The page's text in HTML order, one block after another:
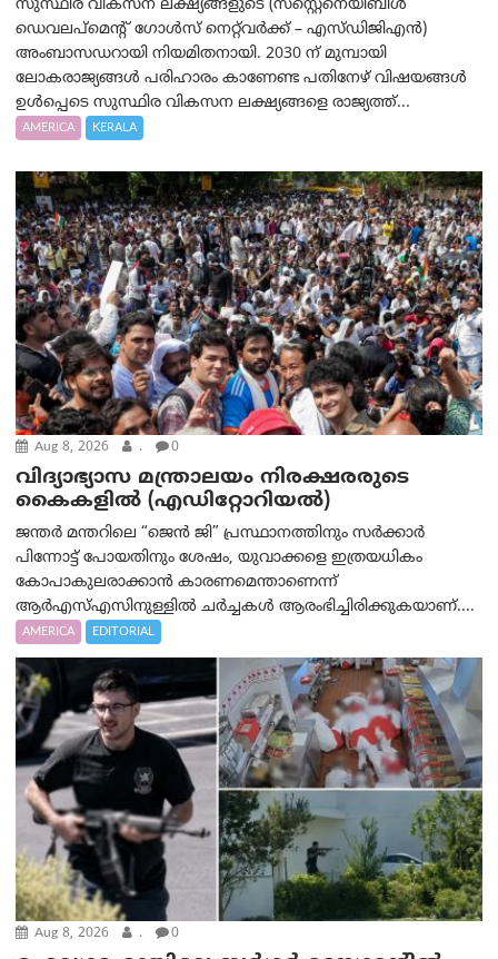
സുസ്ഥിര വികസന ലക്ഷ്യങ്ങളുടെ (സസ്റ്റെനെയിബിൾ
ഡെവലപ്‌മെന്റ് ഗോൾസ് നെറ്റ്‌വർക്ക് – എസ്ഡിജിഎൻ)
അംബാസഡറായി നിയമിതനായി. 2030 ന് മുമ്പായി
ലോകരാജ്യങ്ങൾ പരിഹാരം കാണേണ്ട പതിനേഴ് വിഷയങ്ങൾ
ഉൾപ്പെടെ സുസ്ഥിര വികസന ലക്ഷ്യങ്ങളെ രാജ്യത്ത്...
AMERICA KERALA
Aug 8, 2026 . 0
വിദ്യാഭ്യാസ മന്ത്രാലയം നിരക്ഷരരുടെ
കൈകളിൽ (എഡിറ്റോറിയല്‍)
ജന്തർ മന്തറിലെ “ജെൻ ജി” പ്രസ്ഥാനത്തിനും സർക്കാർ
പിന്നോട്ട് പോയതിനും ശേഷം, യുവാക്കളെ ഇത്രയധികം
കോപാകുലരാക്കാൻ കാരണമെന്താണെന്ന്
ആർ‌എസ്‌എസിനുള്ളിൽ ചർച്ചകൾ ആരംഭിച്ചിരിക്കുകയാണ്....
AMERICA EDITORIAL
Aug 8, 2026 . 0